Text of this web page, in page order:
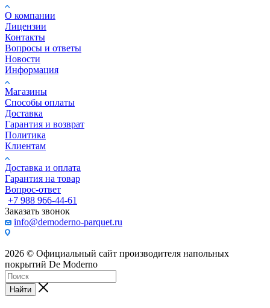
О компании
Лицензии
Контакты
Вопросы и ответы
Новости
Информация
Магазины
Способы оплаты
Доставка
Гарантия и возврат
Политика
Клиентам
Доставка и оплата
Гарантия на товар
Вопрос-ответ
+7 988 966-44-61
Заказать звонок
info@demoderno-parquet.ru
2026 © Официальный сайт производителя напольных
покрытий De Moderno
Найти